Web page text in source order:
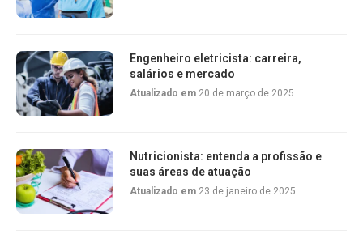
Engenheiro eletricista: carreira,
salários e mercado
Atualizado em 20 de março de 2025
Nutricionista: entenda a profissão e
suas áreas de atuação
Atualizado em 23 de janeiro de 2025